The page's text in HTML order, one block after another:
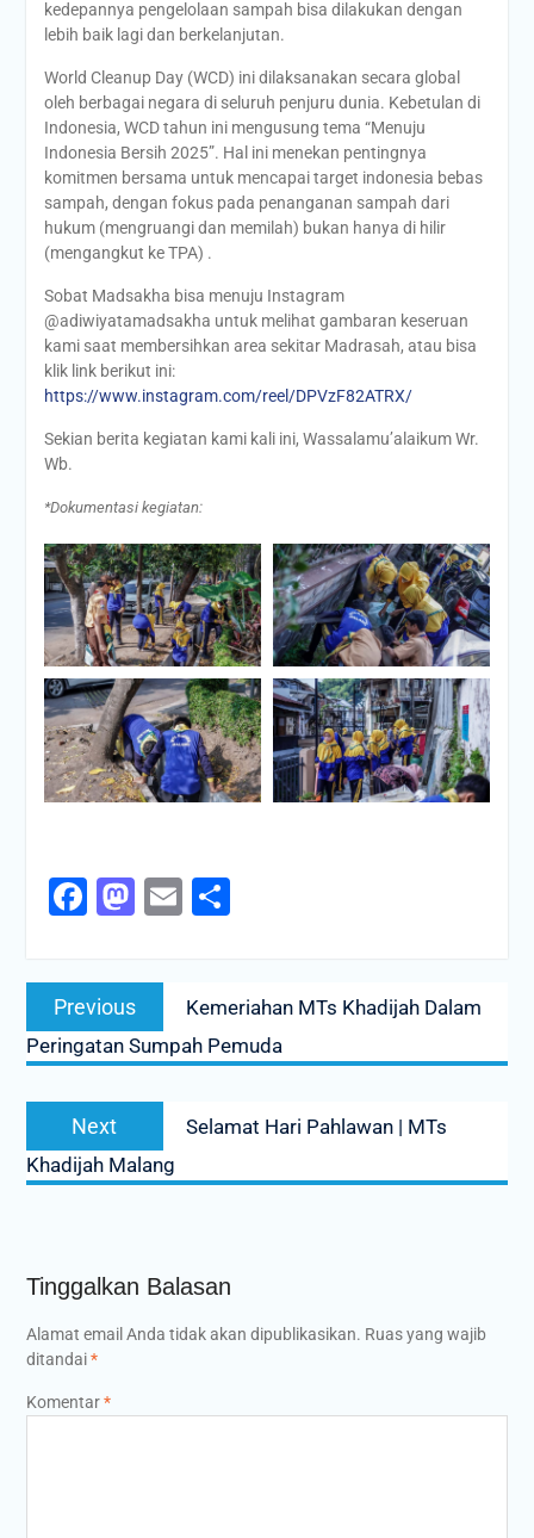
kedepannya pengelolaan sampah bisa dilakukan dengan
lebih baik lagi dan berkelanjutan.
World Cleanup Day (WCD) ini dilaksanakan secara global
oleh berbagai negara di seluruh penjuru dunia. Kebetulan di
Indonesia, WCD tahun ini mengusung tema “Menuju
Indonesia Bersih 2025”. Hal ini menekan pentingnya
komitmen bersama untuk mencapai target indonesia bebas
sampah, dengan fokus pada penanganan sampah dari
hukum (mengruangi dan memilah) bukan hanya di hilir
(mengangkut ke TPA) .
Sobat Madsakha bisa menuju Instagram
@adiwiyatamadsakha untuk melihat gambaran keseruan
kami saat membersihkan area sekitar Madrasah, atau bisa
klik link berikut ini:
https://www.instagram.com/reel/DPVzF82ATRX/
Sekian berita kegiatan kami kali ini, Wassalamu’alaikum Wr.
Wb.
*Dokumentasi kegiatan:
Facebook
Mastodon
EmailShare
Navigasi
posPrevious
Previous
post:
Kemeriahan MTs Khadijah Dalam
Peringatan Sumpah Pemuda
Next
Next
post:
Selamat Hari Pahlawan | MTs
Khadijah Malang
Tinggalkan Balasan
Alamat email Anda tidak akan dipublikasikan. Ruas yang wajib
ditandai*
Komentar*